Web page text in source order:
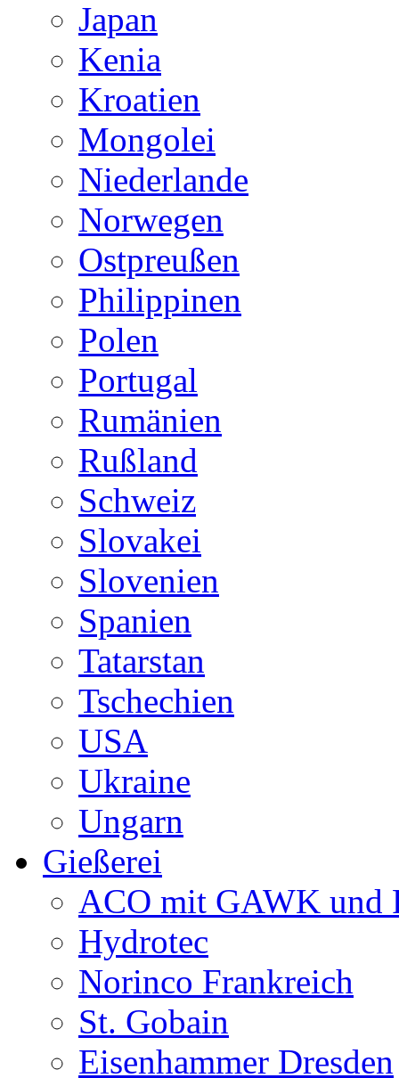
Japan
Kenia
Kroatien
Mongolei
Niederlande
Norwegen
Ostpreußen
Philippinen
Polen
Portugal
Rumänien
Rußland
Schweiz
Slovakei
Slovenien
Spanien
Tatarstan
Tschechien
USA
Ukraine
Ungarn
Gießerei
ACO mit GAWK und
Hydrotec
Norinco Frankreich
St. Gobain
Eisenhammer Dresden